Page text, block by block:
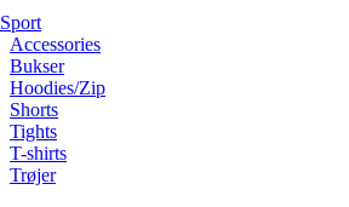
Sport
Accessories
Bukser
Hoodies/Zip
Shorts
Tights
T-shirts
Trøjer